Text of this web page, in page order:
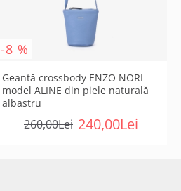
-8 %
Geantă crossbody ENZO NORI
model ALINE din piele naturală
albastru
240,00Lei
260,00Lei